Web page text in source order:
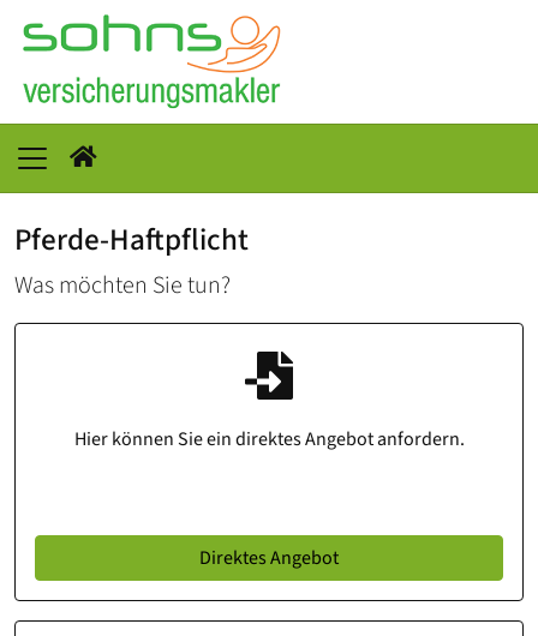
Pferde-Haftpflicht
Was möchten Sie tun?
Hier können Sie ein direktes Angebot anfordern.
Direktes Angebot